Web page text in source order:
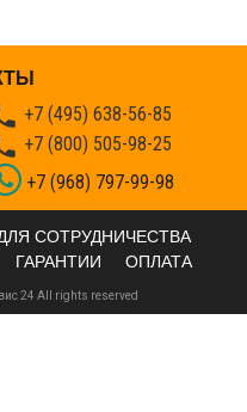
+7 (495) 638-56-85
+7 (800) 505-98-25
+7 (968) 797-99-98
СОТРУДНИЧЕСТВА
ГАРАНТИИ ОПЛАТА
24 All rights reserved